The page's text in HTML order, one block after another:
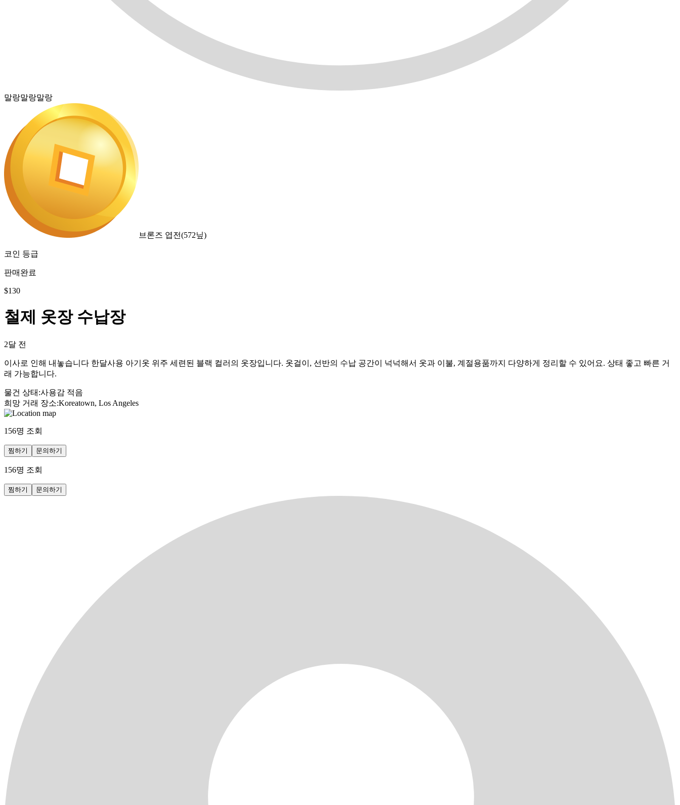
말랑말랑말랑
브론즈 엽전(572닢)
코인 등급
판매완료
$130
철제 옷장 수납장
2달 전
이사로 인해 내놓습니다 한달사용 아기옷 위주 세련된 블랙 컬러의 옷장입니다. 옷걸이, 선반의 수납 공간이 넉넉해서 옷과 이불, 계절용품까지 다양하게 정리할 수 있어요. 상태 좋고 빠른 거
래 가능합니다.
물건 상태 :사용감 적음
희망 거래 장소:Koreatown, Los Angeles
156명 조회
찜하기 문의하기
156명 조회
찜하기 문의하기